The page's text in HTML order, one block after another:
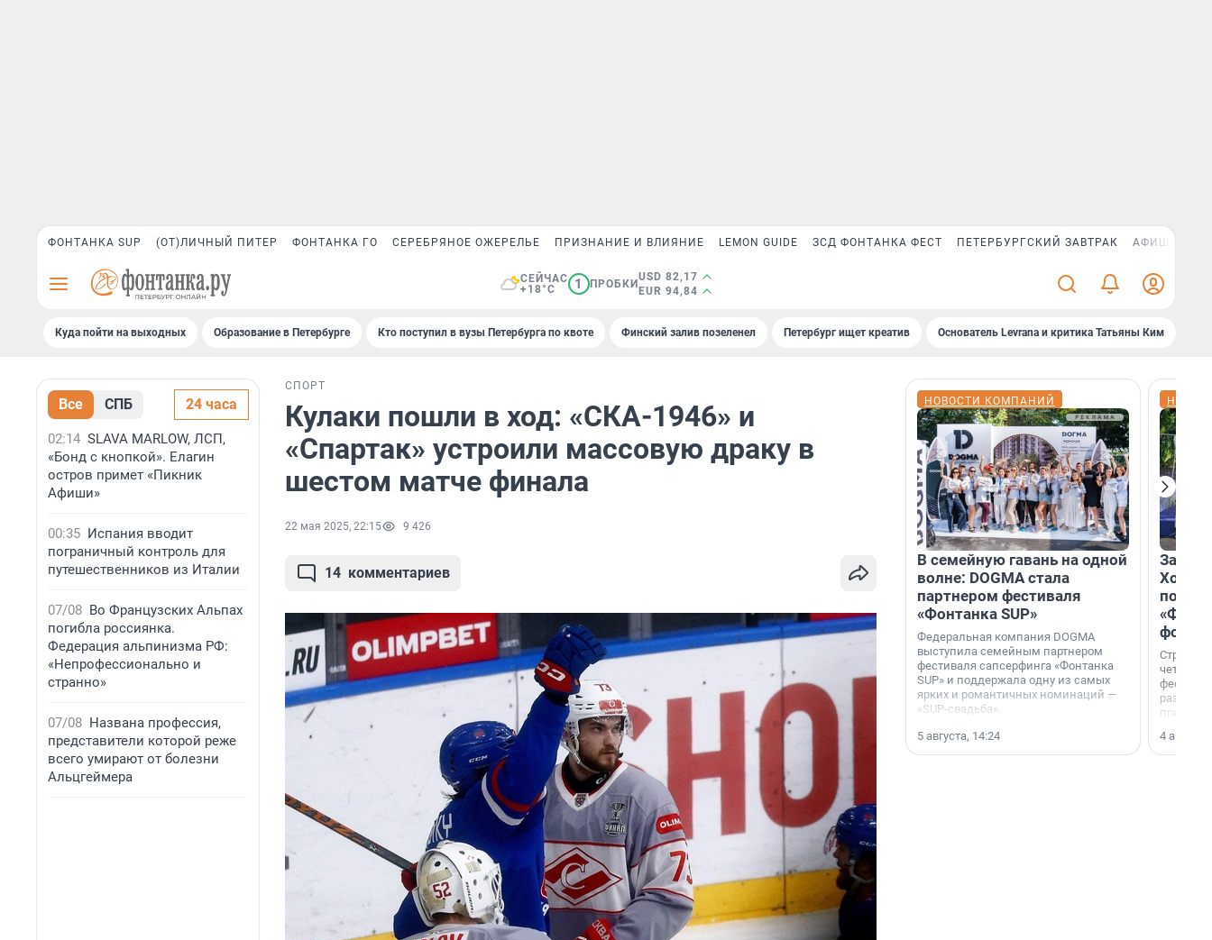
ФОНТАНКА SUP (ОТ)ЛИЧНЫЙ ПИТЕР ФОНТАНКА ГО СЕРЕБРЯНОЕ ОЖЕРЕЛЬЕ ПРИЗНАНИЕ И ВЛИЯНИЕ LEMON GUIDE ЗСД ФОНТАНКА ФЕСТ ПЕТЕРБУРГСКИЙ ЗАВТРАК АФИША PLUS
СЕЙЧАС
+18°C
1 ПРОБКИ
USD 82,17
EUR 94,84
Куда пойти на выходных Образование в Петербурге Кто поступил в вузы Петербурга по квоте Финский залив позеленел Петербург ищет креатив Основатель Levrana и критика Татьяны Ким
Все СПБ 24 часа
02:14 SLAVA MARLOW, ЛСП,
«Бонд с кнопкой». Елагин
остров примет «Пикник
Афиши»
00:35 Испания вводит
пограничный контроль для
путешественников из Италии
07/08 Во Французских Альпах
погибла россиянка.
Федерация альпинизма РФ:
«Непрофессионально и
странно»
07/08 Названа профессия,
представители которой реже
всего умирают от болезни
Альцгеймера
СПОРТ
Кулаки пошли в ход: «СКА-1946» и
«Спартак» устроили массовую драку в
шестом матче финала
22 мая 2025, 22:15 9 426
14 комментариев
НОВОСТИ КОМПАНИЙ
В семейную гавань на одной
волне: DOGMA стала
партнером фестиваля
«Фонтанка SUP»
Федеральная компания DOGMA
выступила семейным партнером
фестиваля сапсерфинга «Фонтанка
SUP» и поддержала одну из самых
ярких и романтичных номинаций —
«SUP-свадьба».
5 августа, 14:24
раз
4